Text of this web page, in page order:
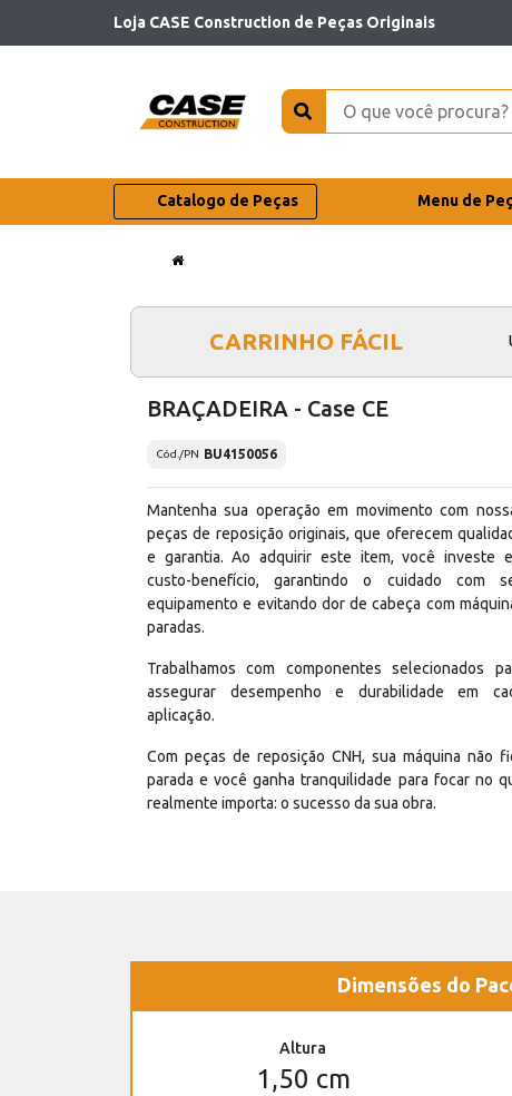
Loja CASE Construction de Peças Originais
Catalogo de Peças Menu de
CARRINHO FÁCIL
BRAÇADEIRA - Case CE
Cód./PN BU4150056
Mantenha sua operação em movimento com
peças de reposição originais, que oferecem
e garantia. Ao adquirir este item, você investe
custo-benefício, garantindo o cuidado com
equipamento e evitando dor de cabeça com
paradas.
Trabalhamos com componentes selecionados
assegurar desempenho e durabilidade em
aplicação.
Com peças de reposição CNH, sua máquina não
parada e você ganha tranquilidade para focar no
realmente importa: o sucesso da sua obra.
Dimensões do
Altura
1,50 cm